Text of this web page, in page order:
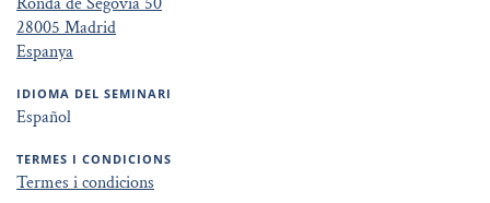
28005 Madrid
Espanya
IDIOMA DEL SEMINARI
Español
TERMES I CONDICIONS
Termes i condicions